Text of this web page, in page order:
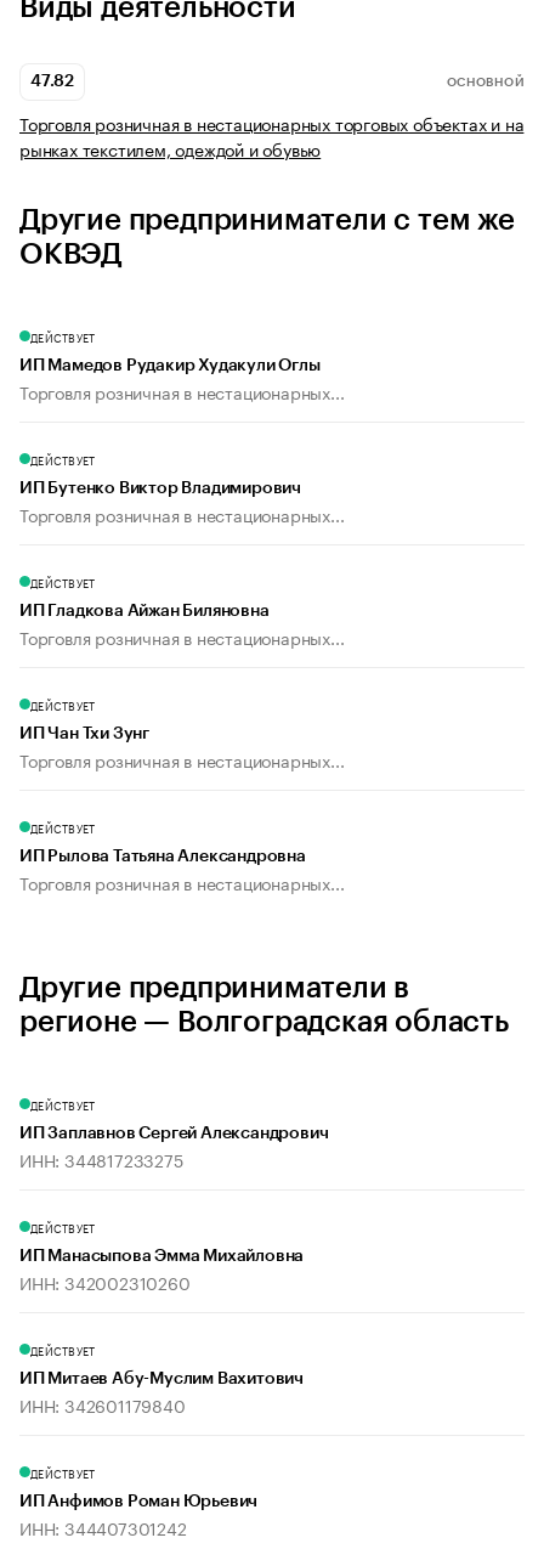
Виды деятельности
47.82 ОСНОВНОЙ
Торговля розничная в нестационарных торговых объектах и на
рынках текстилем, одеждой и обувью
Другие предприниматели с тем же
ОКВЭД
ДЕЙСТВУЕТ
ИП Мамедов Рудакир Худакули Оглы
Торговля розничная в нестационарных...
ДЕЙСТВУЕТ
ИП Бутенко Виктор Владимирович
Торговля розничная в нестационарных...
ДЕЙСТВУЕТ
ИП Гладкова Айжан Биляновна
Торговля розничная в нестационарных...
ДЕЙСТВУЕТ
ИП Чан Тхи Зунг
Торговля розничная в нестационарных...
ДЕЙСТВУЕТ
ИП Рылова Татьяна Александровна
Торговля розничная в нестационарных...
Другие предприниматели в
регионе — Волгоградская область
ДЕЙСТВУЕТ
ИП Заплавнов Сергей Александрович
ИНН: 344817233275
ДЕЙСТВУЕТ
ИП Манасыпова Эмма Михайловна
ИНН: 342002310260
ДЕЙСТВУЕТ
ИП Митаев Абу-Муслим Вахитович
ИНН: 342601179840
ДЕЙСТВУЕТ
ИП Анфимов Роман Юрьевич
ИНН: 344407301242